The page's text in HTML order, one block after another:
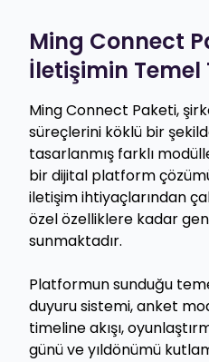
Ming Connect
İletişimin Temel
Ming Connect Paketi,
süreçlerini köklü bir
tasarlanmış farklı
bir dijital platform
iletişim ihtiyaçlarından
özel özelliklere kadar
sunmaktadır.
Platformun sunduğu
duyuru sistemi, anket
timeline akışı,
günü ve yıldönümü